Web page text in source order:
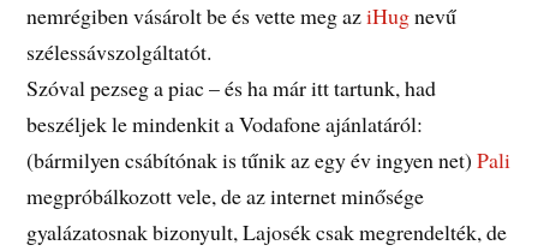
nemrégiben vásárolt be és vette meg aziHugnevű
szélessávszolgáltatót.
Szóval pezseg a piac – és ha már itt tartunk, had
beszéljek le mindenkit a Vodafone ajánlatáról:
(bármilyen csábítónak is tűnik az egy év ingyen net)Pali
megpróbálkozott vele, de az internet minősége
gyalázatosnak bizonyult, Lajosék csak megrendelték, de